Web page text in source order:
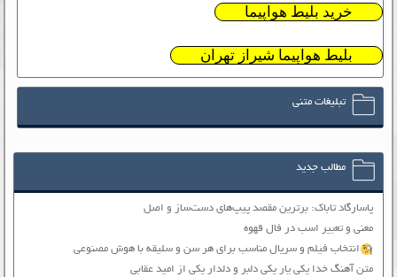
خرید بلیط هواپیما
بلیط هواپیما شیراز تهران
تبلیغات متنی
مطالب جدید
پاسارگاد تاباک: برترین مقصد پیپ‌های دست‌ساز و اصل
معنی و تعبیر اسب در فال قهوه
انتخاب فیلم و سریال مناسب برای هر سن و سلیقه با هوش مصنوعی
متن آهنگ خدا یکی یار یکی دلبر و دلدار یکی از امید عقابی